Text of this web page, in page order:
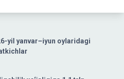
yil yanvar–iyun oylaridagi